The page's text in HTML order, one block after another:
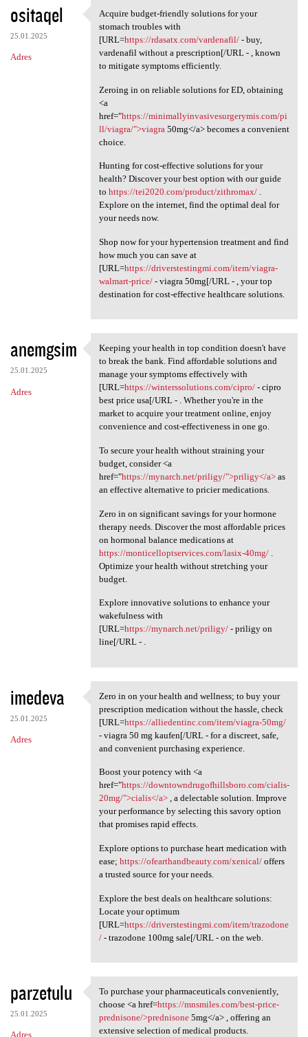
ositaqel
25.01.2025
Adres
Acquire budget-friendly
Acquire budget-friendly solutions for your
stomach troubles with
[URL=https://rdasatx.com/vardenafil/- buy,
vardenafil without a prescription[/URL - , known
to mitigate symptoms efficiently.
Zeroing in on reliable solutions for ED, obtaining
<a
href="https://minimallyinvasivesurgerymis.com/pi
ll/viagra/">viagra 50mg</a> becomes a convenient
choice.
Hunting for cost-effective solutions for your
health? Discover your best option with our guide
to https://tei2020.com/product/zithromax/.
Explore on the internet, find the optimal deal for
your needs now.
Shop now for your hypertension treatment and find
how much you can save at
[URL=https://driverstestingmi.com/item/viagra-
walmart-price/- viagra 50mg[/URL - , your top
destination for cost-effective healthcare solutions.
anemgsim
25.01.2025
Adres
Keeping your health in top
Keeping your health in top condition doesn't have
to break the bank. Find affordable solutions and
manage your symptoms effectively with
[URL=https://winterssolutions.com/cipro/- cipro
best price usa[/URL - . Whether you're in the
market to acquire your treatment online, enjoy
convenience and cost-effectiveness in one go.
To secure your health without straining your
budget, consider <a
href="https://mynarch.net/priligy/">priligy</a>as
an effective alternative to pricier medications.
Zero in on significant savings for your hormone
therapy needs. Discover the most affordable prices
on hormonal balance medications at
https://monticelloptservices.com/lasix-40mg/.
Optimize your health without stretching your
budget.
Explore innovative solutions to enhance your
wakefulness with
[URL=https://mynarch.net/priligy/- priligy on
line[/URL - .
imedeva
25.01.2025
Adres
Zero in on your health and
Zero in on your health and wellness; to buy your
prescription medication without the hassle, check
[URL=https://alliedentinc.com/item/viagra-50mg/
- viagra 50 mg kaufen[/URL - for a discreet, safe,
and convenient purchasing experience.
Boost your potency with <a
href="https://downtowndrugofhillsboro.com/cialis-
20mg/">cialis</a>, a delectable solution. Improve
your performance by selecting this savory option
that promises rapid effects.
Explore options to purchase heart medication with
ease; https://ofearthandbeauty.com/xenical/offers
a trusted source for your needs.
Explore the best deals on healthcare solutions:
Locate your optimum
[URL=https://driverstestingmi.com/item/trazodone
/- trazodone 100mg sale[/URL - on the web.
parzetulu
25.01.2025
Adres
To purchase your
To purchase your pharmaceuticals conveniently,
choose <a href=https://mnsmiles.com/best-price-
prednisone/>prednisone5mg</a> , offering an
extensive selection of medical products.